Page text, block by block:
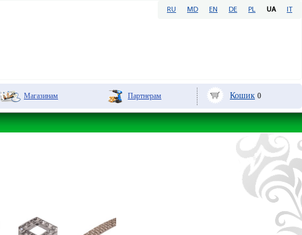
RU MD EN DE PL UA IT
Мaгазинам Партнерам Кошик 0